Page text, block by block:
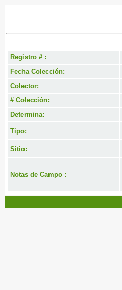
Registro # :
Fecha Colección:
Colector:
# Colección:
Determina:
Tipo:
Sitio:
Notas de Campo :